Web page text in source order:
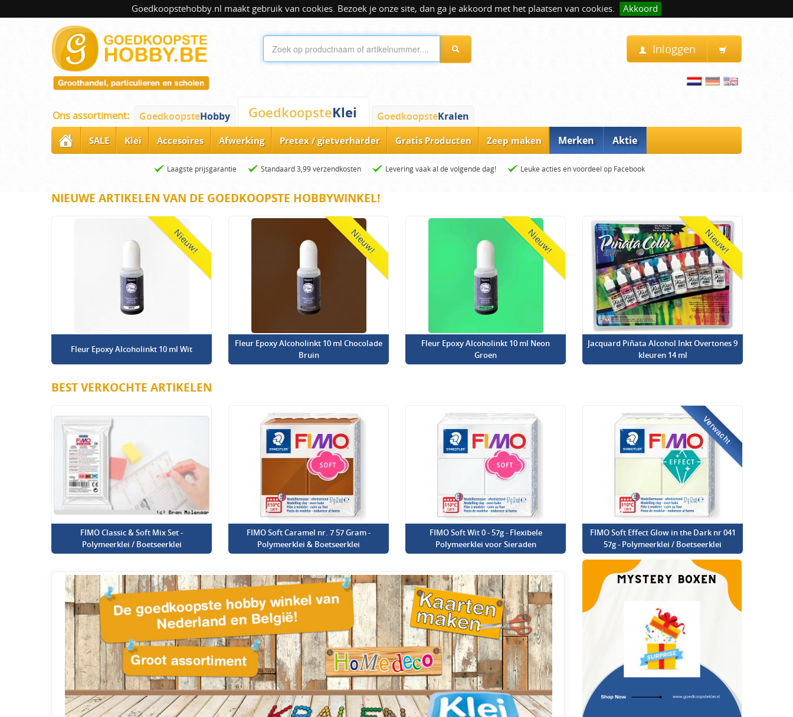
Goedkoopstehobby.nl maakt gebruik van cookies. Bezoek je onze site, dan ga je akkoord met het plaatsen van cookies. Akkoord
Inloggen
Ons assortiment: GoedkoopsteHobby GoedkoopsteKlei GoedkoopsteKralen
SALE Klei Accesoires Afwerking Pretex / gietverharder Gratis Producten Zeep maken Merken Aktie
Laagste prijsgarantie Standaard 3,99 verzendkosten Levering vaak al de volgende dag! Leuke acties en voordeel op Facebook
NIEUWE ARTIKELEN VAN DE GOEDKOOPSTE HOBBYWINKEL!
Nieuw!
Fleur Epoxy Alcoholinkt 10 ml Wit
Nieuw!
Fleur Epoxy Alcoholinkt 10 ml Chocolade
Bruin
Nieuw!
Fleur Epoxy Alcoholinkt 10 ml Neon
Groen
Nieuw!
Jacquard Piñata Alcohol Inkt Overtones 9
kleuren 14 ml
BEST VERKOCHTE ARTIKELEN
FIMO Classic & Soft Mix Set -
Polymeerklei / Boetseerklei
FIMO Soft Caramel nr. 7 57 Gram -
Polymeerklei & Boetseerklei
FIMO Soft Wit 0 - 57g - Flexibele
Polymeerklei voor Sieraden
Verwacht
FIMO Soft Effect Glow in the Dark nr 041
57g - Polymeerklei / Boetseerklei